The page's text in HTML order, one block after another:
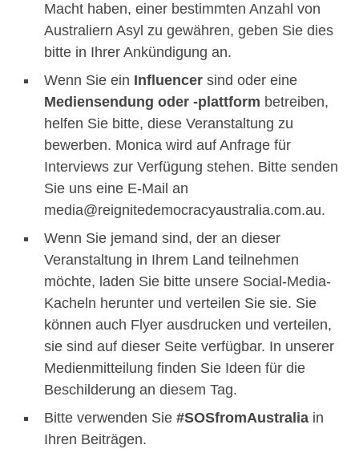
Macht haben, einer bestimmten Anzahl von
Australiern Asyl zu gewähren, geben Sie dies
bitte in Ihrer Ankündigung an.
Wenn Sie ein Influencer sind oder eine
Mediensendung oder -plattform betreiben,
helfen Sie bitte, diese Veranstaltung zu
bewerben. Monica wird auf Anfrage für
Interviews zur Verfügung stehen. Bitte senden
Sie uns eine E-Mail an
media@reignitedemocracyaustralia.com.au.
Wenn Sie jemand sind, der an dieser
Veranstaltung in Ihrem Land teilnehmen
möchte, laden Sie bitte unsere Social-Media-
Kacheln herunter und verteilen Sie sie. Sie
können auch Flyer ausdrucken und verteilen,
sie sind auf dieser Seite verfügbar. In unserer
Medienmitteilung finden Sie Ideen für die
Beschilderung an diesem Tag.
Bitte verwenden Sie #SOSfromAustralia in
Ihren Beiträgen.